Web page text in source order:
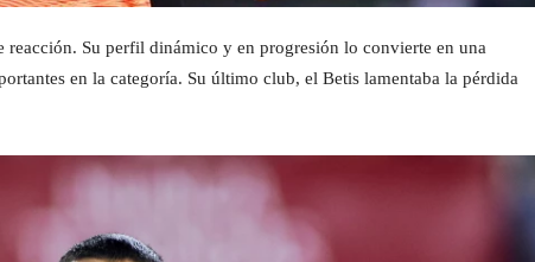
reacción. Su perfil dinámico y en progresión lo convierte en una
en la categoría. Su último club, el Betis lamentaba la pérdida